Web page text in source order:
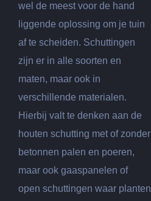
wel de meest voor de hand
liggende oplossing om je tuin
af te scheiden. Schuttingen
zijn er in alle soorten en
maten, maar ook in
verschillende materialen.
Hierbij valt te denken aan de
houten schutting met of zonder
betonnen palen en poeren,
maar ook gaaspanelen of
open schuttingen waar planten